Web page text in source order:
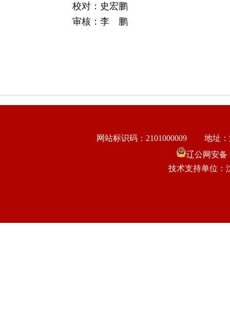
校对：史宏鹏
审核：李 鹏
网站标识码：2101000009
地址
辽公网安备
技术支持单位：